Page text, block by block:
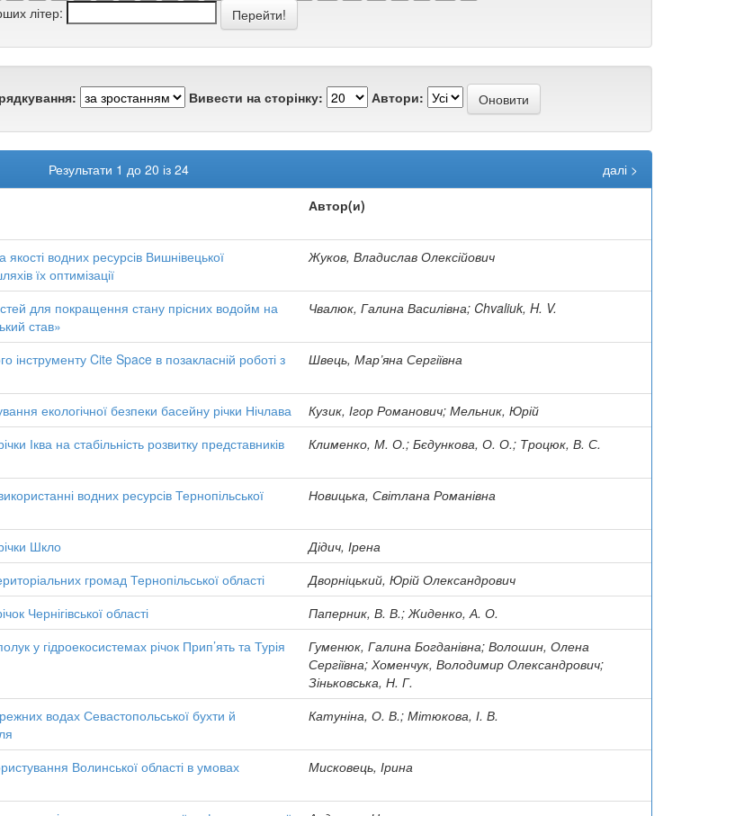
літер:
Вивести на сторінку: Автори:
Результати 1 до 20 із 24
далі >
Автор(и)
водних ресурсів Вишнівецької
їх оптимізації
Жуков, Владислав Олексійович
для покращення стану прісних водойм на
став»
Чвалюк, Галина Василівна; Chvaliuk, H. V.
інструменту Cite Space в позакласній роботі з
Швець, Мар’яна Сергіївна
екологічної безпеки басейну річки Нічлава
Кузик, Ігор Романович; Мельник, Юрій
Іква на стабільність розвитку представників
Клименко, М. О.; Бєдункова, О. О.; Троцюк, В. С.
водних ресурсів Тернопільської
Новицька, Світлана Романівна
Шкло
Дідич, Ірена
громад Тернопільської області
Дворніцький, Юрій Олександрович
Чернігівської області
Паперник, В. В.; Жиденко, А. О.
у гідроекосистемах річок Прип’ять та Турія
Гуменюк, Галина Богданівна; Волошин, Олена
Сергіївна; Хоменчук, Володимир Олександрович;
Зіньковська, Н. Г.
водах Севастопольської бухти й
Катуніна, О. В.; Мітюкова, І. В.
Волинської області в умовах
Мисковець, Ірина